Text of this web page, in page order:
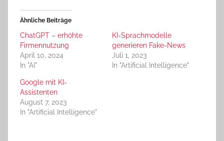
Ähnliche Beiträge
ChatGPT – erhöhte
Firmennutzung
April 10, 2024
In "AI"
KI-Sprachmodelle
generieren Fake-News
Juli 1, 2023
In "Artificial Intelligence"
Google mit KI-
Assistenten
August 7, 2023
In "Artificial Intelligence"